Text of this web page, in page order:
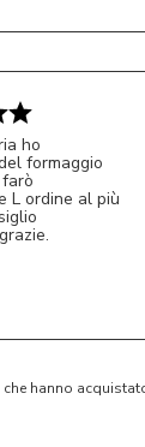
5/5
ho
formaggio
L ordine al più
hanno